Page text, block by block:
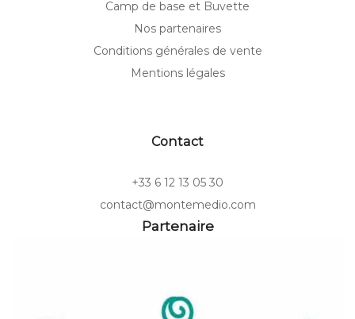
Camp de base et Buvette
Nos partenaires
Conditions générales de vente
Mentions légales
Contact
+33 6 12 13 05 30
contact@montemedio.com
Partenaire